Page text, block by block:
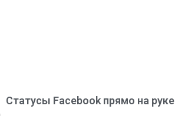
Статусы Facebook прямо на руке